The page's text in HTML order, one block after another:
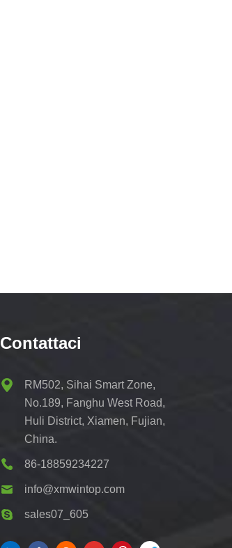
Contattaci
RM502, Sihai Smart Zone,
No.189, Fanghu West Road,
Huli District, Xiamen, Fujian,
China.
86-18859234227
info@xmwintop.com
sales07_605